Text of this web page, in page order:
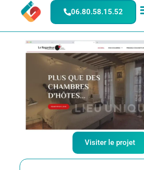
06.80.58.15.52
Projet : Le
Visiter le projet